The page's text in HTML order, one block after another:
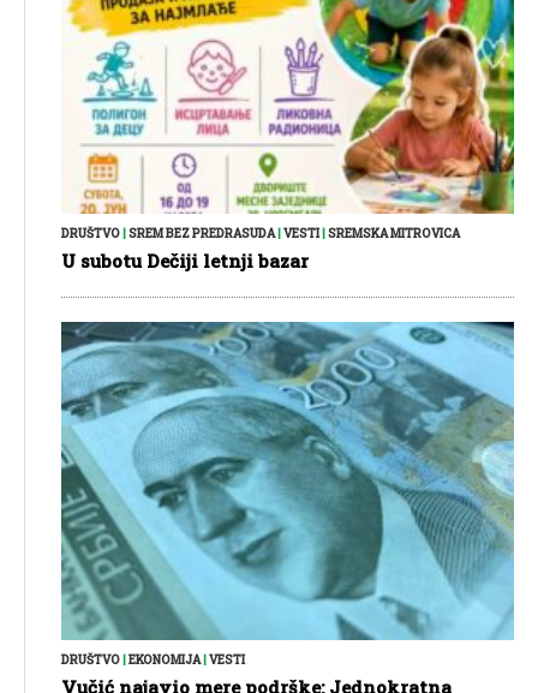
DRUŠTVO|SREM BEZ PREDRASUDA|VESTI|SREMSKA MITROVICA
U subotu Dečiji letnji bazar
DRUŠTVO|EKONOMIJA|VESTI
Vučić najavio mere podrške: Jednokratna